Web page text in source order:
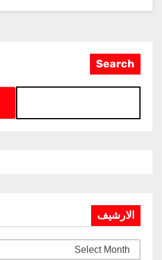
Search
الارشيف